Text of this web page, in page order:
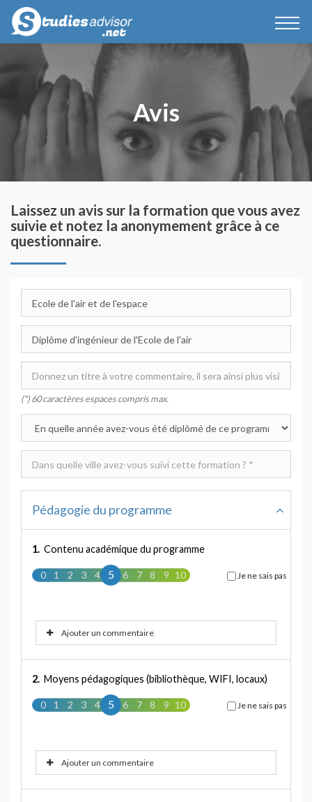
Avis
Laissez un avis sur la formation que vous avez
suivie et notez la anonymement grâce à ce
questionnaire.
(*) 60 caractères espaces compris max.
Pédagogie du programme
1. Contenu académique du programme
5
0 1 2 3 4 5 6 7 8 9 10 Je ne sais pas
Ajouter un commentaire
2. Moyens pédagogiques (bibliothèque, WIFI, locaux)
5
0 1 2 3 4 5 6 7 8 9 10 Je ne sais pas
Ajouter un commentaire